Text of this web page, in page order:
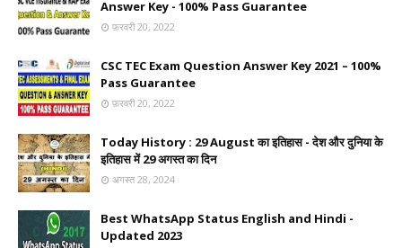
Answer Key - 100% Pass Guarantee
फ़रवरी 20, 2022
CSC TEC Exam Question Answer Key 2021 – 100%
Pass Guarantee
फ़रवरी 20, 2022
Today History : 29 August का इतिहास - देश और दुनिया के
इतिहास में 29 अगस्त का दिन
अगस्त 28, 2024
Best WhatsApp Status English and Hindi -
Updated 2023